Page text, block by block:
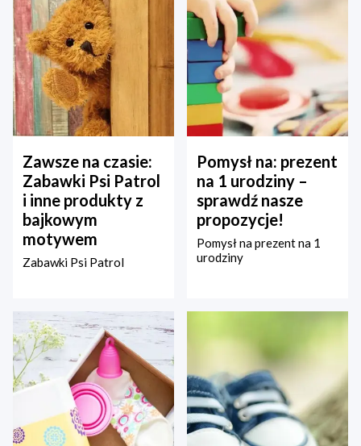
Zawsze na czasie:
Zabawki Psi Patrol
i inne produkty z
bajkowym
motywem
Zabawki Psi Patrol
Pomysł na: prezent
na 1 urodziny –
sprawdź nasze
propozycje!
Pomysł na prezent na 1
urodziny